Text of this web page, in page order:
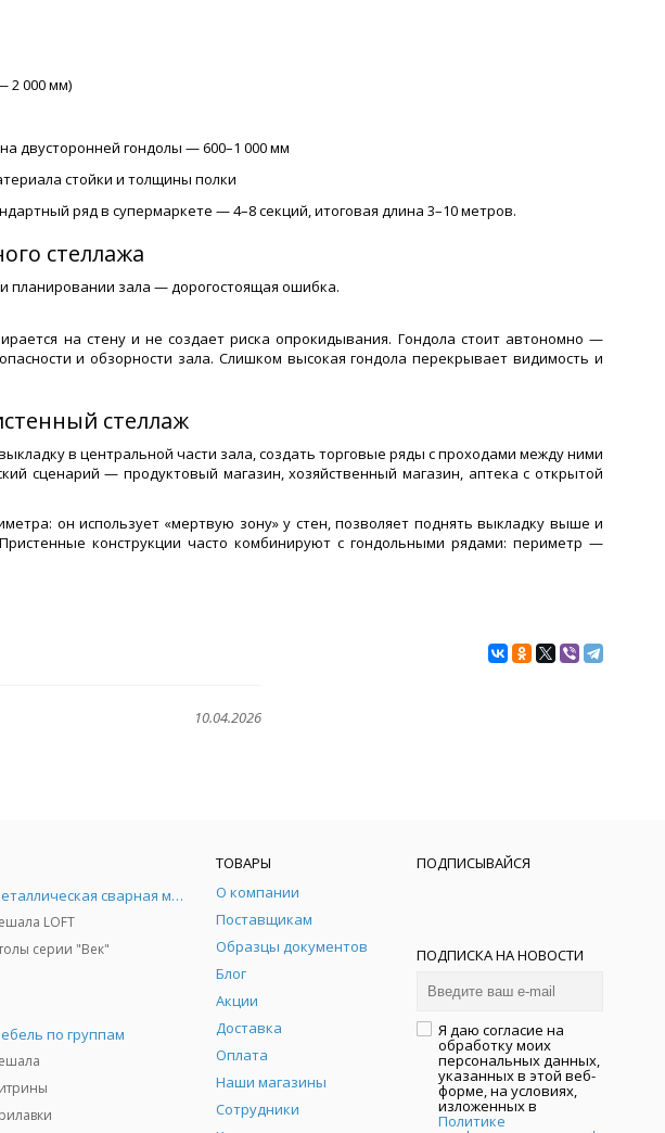
2 000 мм)
двусторонней гондолы — 600–1 000 мм
стойки и толщины полки
ряд в супермаркете — 4–8 секций, итоговая длина 3–10 метров.
стеллажа
планировании зала — дорогостоящая ошибка.
на стену и не создает риска опрокидывания. Гондола стоит автономно —
и обзорности зала. Слишком высокая гондола перекрывает видимость и
стеллаж
в центральной части зала, создать торговые ряды с проходами между ними
сценарий — продуктовый магазин, хозяйственный магазин, аптека с открытой
он использует «мертвую зону» у стен, позволяет поднять выкладку выше и
конструкции часто комбинируют с гондольными рядами: периметр —
10.04.2026
Металлическая сварная мебель
LOFT
серии "Век"
по группам
ТОВАРЫ
О компании
Поставщикам
Образцы документов
Блог
Акции
Доставка
Оплата
Наши магазины
Сотрудники
ПОДПИСЫВАЙСЯ
ПОДПИСКА НА НОВОСТИ
Я даю согласие на
обработку моих
персональных данных,
указанных в этой веб-
форме, на условиях,
изложенных в
Политике